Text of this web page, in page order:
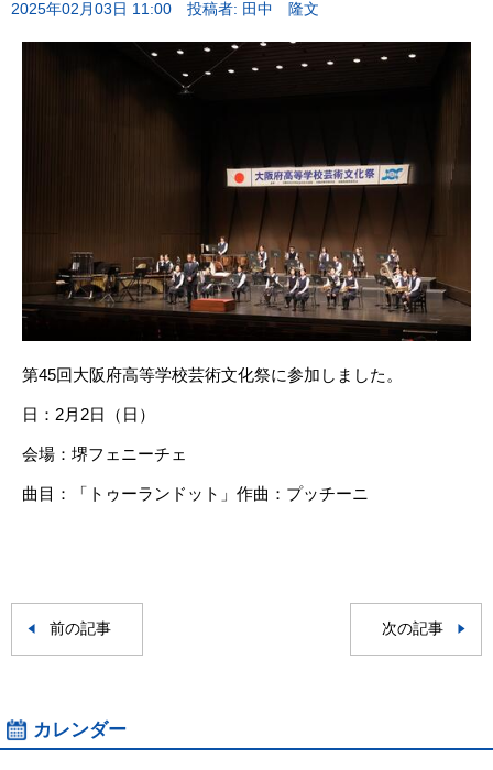
2025年02月03日 11:00 投稿者: 田中 隆文
第45回大阪府高等学校芸術文化祭に参加しました。
日：2月2日（日）
会場：堺フェニーチェ
曲目：「トゥーランドット」作曲：プッチーニ
前の記事 次の記事
カレンダー